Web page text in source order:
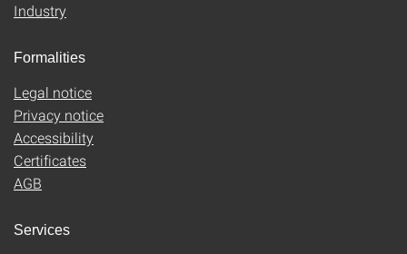
Industry
Formalities
Legal notice
Privacy notice
Accessibility
Certificates
AGB
Services